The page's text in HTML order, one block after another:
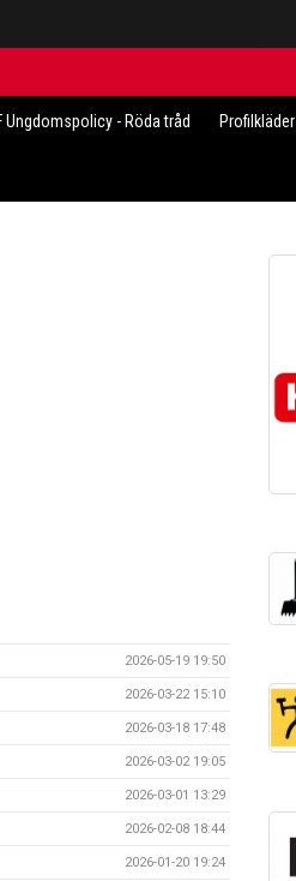
Ungdomspolicy - Röda tråd Profilkläder
2026-05-19 19:50
2026-03-22 15:10
2026-03-18 17:48
2026-03-02 19:05
2026-03-01 13:29
2026-02-08 18:44
2026-01-20 19:24